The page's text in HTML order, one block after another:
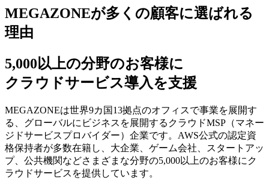
MEGAZONEが多くの顧客に選ばれる
理由
5,000以上の分野のお客様に
クラウドサービス導入を支援
MEGAZONEは世界9カ国13拠点のオフィスで事業を展開す
る、グローバルにビジネスを展開するクラウドMSP（マネー
ジドサービスプロバイダー）企業です。AWS公式の認定資
格保持者が多数在籍し、⼤企業、ゲーム会社、スタートアッ
プ、公共機関などさまざまな分野の5,000以上のお客様にク
ラウドサービスを提供しています。